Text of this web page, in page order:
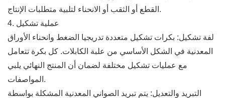
القطع أو الثقب أو الانحناء لتلبية متطلبات الإنتاج.
4. عملية تشكيل
لفة تشكيل: بكرات تشكيل متعددة تدريجيا الضغط وانحناء الأوراق
المعدنية في الشكل الأساسي من علبة الكابلات. كل بكرة تتعامل
مع عمليات تشكيل مختلفة لضمان أن المنتج النهائي يلبي
المواصفات.
التبريد والتعديل: يتم تبريد الصواني المعدنية المشكلة بواسطة